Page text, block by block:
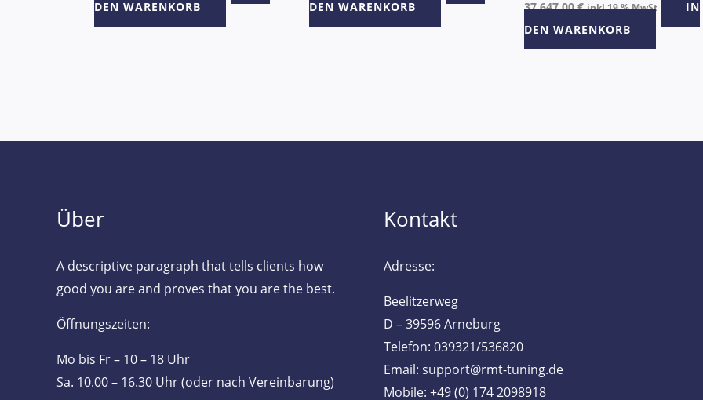
DEN WARENKORB
DEN WARENKORB
37.647,00€ inkl 19 % MwSt
IN
DEN WARENKORB
Über
A descriptive paragraph that tells clients how
good you are and proves that you are the best.
Öffnungszeiten:
Mo bis Fr – 10 – 18 Uhr
Sa. 10.00 – 16.30 Uhr (oder nach Vereinbarung)
Kontakt
Adresse:
Beelitzerweg
D – 39596 Arneburg
Telefon: 039321/536820
Email: support@rmt-tuning.de
Mobile: +49 (0) 174 2098918